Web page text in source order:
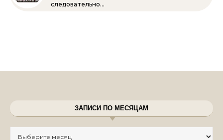
следовательно…
ЗАПИСИ ПО МЕСЯЦАМ